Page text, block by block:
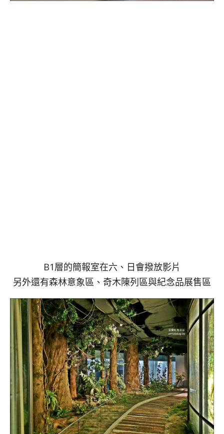
B1層的簡報室在六、日會撥放影片
另外還有森林意象區、奇木陳列區與紀念品展售區